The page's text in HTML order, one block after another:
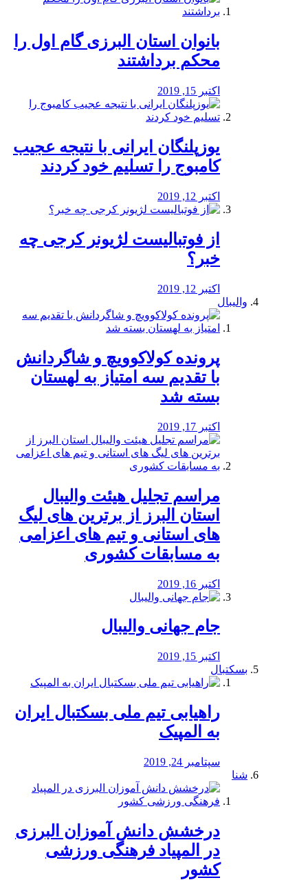
بانوان استان البرزی گام اول را
محكم برداشتند
اکتبر 15, 2019
یوزپلنگان ایرانی با نتیجه عجیب
کامبوج را تسلیم خود کردند
اکتبر 12, 2019
از فوتبالیست لژیونر کرجی چه
خبر؟
اکتبر 12, 2019
والیبال
پرونده کولاکوویچ و شاگردانش
با تقدیم سه امتیاز به لهستان
بسته شد
اکتبر 17, 2019
مراسم تجلیل هیئت والیبال
استان البرز از برترین های لیگ
های استانی و تیم های اعزامی
به مسابقات کشوری
اکتبر 16, 2019
جام جهانی والیبال
اکتبر 15, 2019
بسکتبال
راهیابی تیم ملی بسکتبال ایران
به المپیک
سپتامبر 24, 2019
شنا
درخشش دانش آموزان البرزی
در المپیاد فرهنگی ورزشی
کشور